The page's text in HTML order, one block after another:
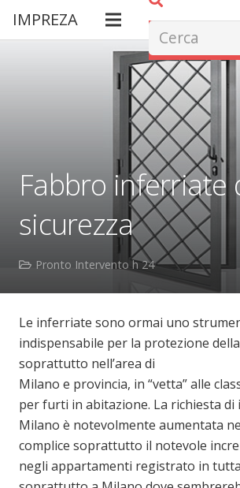
IMPREZA
Fabbro inferriate
sicurezza
Pronto Intervento h 24
Le inferriate sono ormai uno
indispensabile per la protezione della
soprattutto nell’area di
Milano e provincia, in “vetta” alle
per furti in abitazione. La richiesta di
Milano è notevolmente aumentata
complice soprattutto il notevole
negli appartamenti registrato in